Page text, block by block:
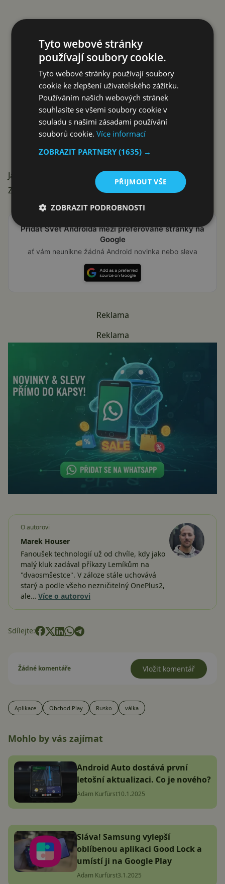
Jak vnímáte tyto druhy sankcí?
Zdroj:
Přidat Svět Androida mezi preferované stránky na
Google
ať vám neunikne žádná Android novinka nebo sleva
Reklama
Reklama
O autorovi
Marek Houser
Fanoušek technologií už od chvíle, kdy jako
malý kluk zadával příkazy Lemíkům na
"dvaosmšestce". V záloze stále uchovává
starý a podle všeho nezničitelný OnePlus2,
ale… Více o autorovi
Sdílejte:
Žádné komentáře Vložit komentář
Aplikace Obchod Play Rusko válka
Mohlo by vás zajímat
Android Auto dostává první
letošní aktualizaci. Co je nového?
Adam Kurfürst10.1.2025
Sláva! Samsung vylepší
oblíbenou aplikaci Good Lock a
umístí ji na Google Play
Adam Kurfürst3.1.2025
Tyto webové stránky
používají soubory cookie.
Tyto webové stránky používají soubory
cookie ke zlepšení uživatelského zážitku.
Používáním našich webových stránek
souhlasíte se všemi soubory cookie v
souladu s našimi zásadami používání
souborů cookie.Více informací
ZOBRAZIT PARTNERY(1635) →
PŘIJMOUT VŠE
ZOBRAZIT PODROBNOSTI